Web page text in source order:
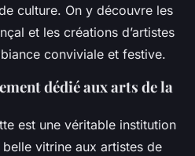
culture. On y découvre les
et les créations d’artistes
conviviale et festive.
dédié aux arts de la
est une véritable institution
vitrine aux artistes de